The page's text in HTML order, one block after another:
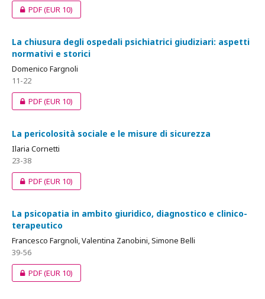
PDF(EUR 10)
La chiusura degli ospedali psichiatrici giudiziari: aspetti
normativi e storici
Domenico Fargnoli
11-22
PDF(EUR 10)
La pericolosità sociale e le misure di sicurezza
Ilaria Cornetti
23-38
PDF(EUR 10)
La psicopatia in ambito giuridico, diagnostico e clinico-
terapeutico
Francesco Fargnoli, Valentina Zanobini, Simone Belli
39-56
PDF(EUR 10)